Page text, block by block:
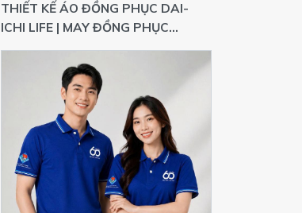
THIẾT KẾ ÁO ĐỒNG PHỤC DAI-
ICHI LIFE | MAY ĐỒNG PHỤC
DOANH NGHIỆP THEO YÊU CẦU